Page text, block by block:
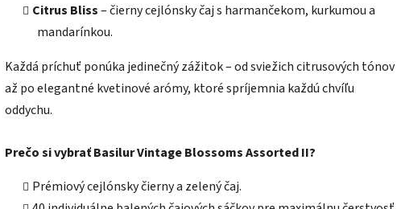
Citrus Bliss– čierny cejlónsky čaj s harmančekom, kurkumou a
mandarínkou.
Každá príchuť ponúka jedinečný zážitok – od sviežich citrusových tónov
až po elegantné kvetinové arómy, ktoré spríjemnia každú chvíľu
oddychu.
Prečo si vybrať Basilur Vintage Blossoms Assorted II?
Prémiový cejlónsky čierny a zelený čaj.